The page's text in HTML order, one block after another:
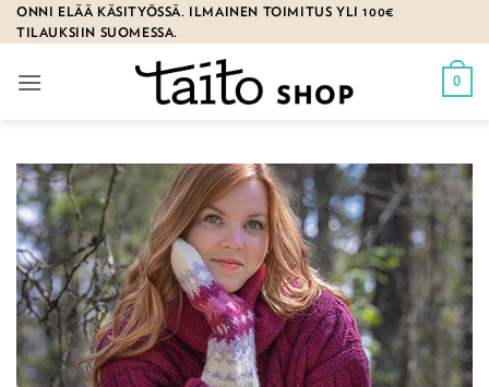
Skip
to
ONNI ELÄÄ KÄSITYÖSSÄ. ILMAINEN TOIMITUS YLI 100€
TILAUKSIIN SUOMESSA.
0